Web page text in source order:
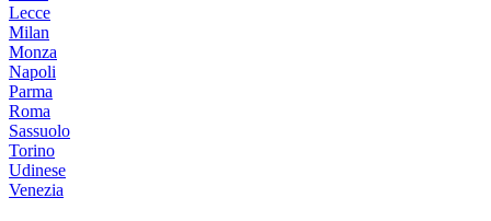
Lecce
Milan
Monza
Napoli
Parma
Roma
Sassuolo
Torino
Udinese
Venezia